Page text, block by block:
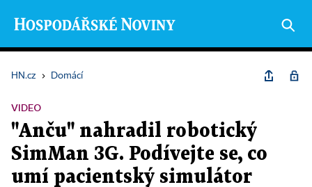
HN.cz › Domácí
VIDEO
"Anču" nahradil robotický
SimMan 3G. Podívejte se, co
umí pacientský simulátor